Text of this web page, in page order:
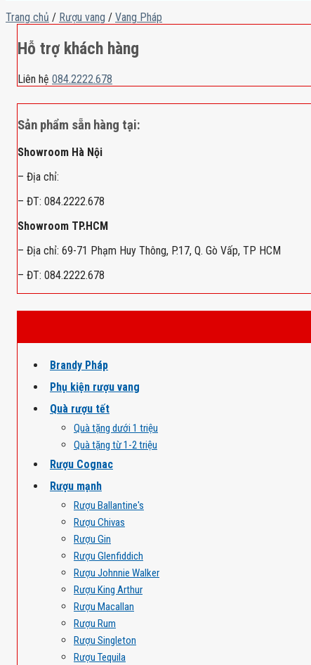
Trang chủ / Rượu vang / Vang Pháp
Hỗ trợ khách hàng
Liên hệ 084.2222.678
Sản phẩm sẵn hàng tại:
Showroom Hà Nội
– Địa chỉ:
– ĐT: 084.2222.678
Showroom TP.HCM
– Địa chỉ: 69-71 Phạm Huy Thông, P.17, Q. Gò Vấp, TP HCM
– ĐT: 084.2222.678
Brandy Pháp
Phụ kiện rượu vang
Quà rượu tết
Quà tặng dưới 1 triệu
Quà tặng từ 1-2 triệu
Rượu Cognac
Rượu mạnh
Rượu Ballantine's
Rượu Chivas
Rượu Gin
Rượu Glenfiddich
Rượu Johnnie Walker
Rượu King Arthur
Rượu Macallan
Rượu Rum
Rượu Singleton
Rượu Tequila